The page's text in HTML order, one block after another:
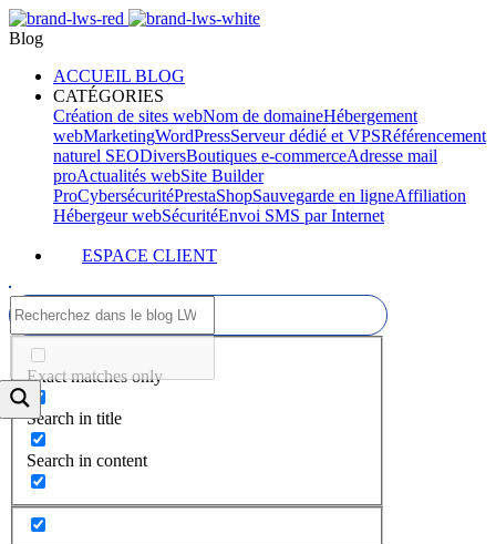
Blog
ACCUEIL BLOG
CATÉGORIES
Création de sites webNom de domaineHébergement
webMarketingWordPressServeur dédié et VPSRéférencement
naturel SEODiversBoutiques e-commerceAdresse mail
proActualités webSite Builder
ProCybersécuritéPrestaShopSauvegarde en ligneAffiliation
Hébergeur webSécuritéEnvoi SMS par Internet
ESPACE CLIENT
Exact matches only
Search in title
Search in content